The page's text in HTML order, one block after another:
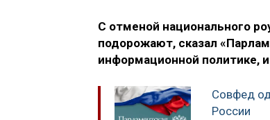
С отменой национального
подорожают, сказал
информационной политике,
Совфед
России